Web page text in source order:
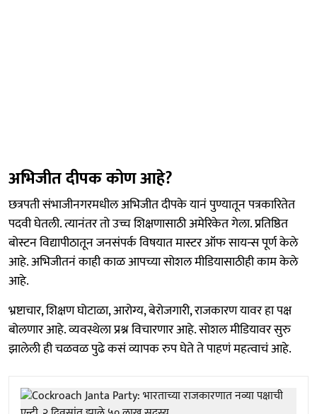
अभिजीत दीपक कोण आहे?
छत्रपती संभाजीनगरमधील अभिजीत दीपके यानं पुण्यातून पत्रकारितेत
पदवी घेतली. त्यानंतर तो उच्च शिक्षणासाठी अमेरिकेत गेला. प्रतिष्ठित
बोस्टन विद्यापीठातून जनसंपर्क विषयात मास्टर ऑफ सायन्स पूर्ण केले
आहे. अभिजीतनं काही काळ आपच्या सोशल मीडियासाठीही काम केले
आहे.
भ्रष्टाचार, शिक्षण घोटाळा, आरोग्य, बेरोजगारी, राजकारण यावर हा पक्ष
बोलणार आहे. व्यवस्थेला प्रश्न विचारणार आहे. सोशल मीडियावर सुरु
झालेली ही चळवळ पुढे कसं व्यापक रुप घेते ते पाहणं महत्वाचं आहे.